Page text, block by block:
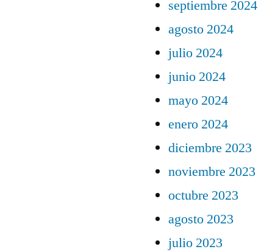
septiembre 2024
agosto 2024
julio 2024
junio 2024
mayo 2024
enero 2024
diciembre 2023
noviembre 2023
octubre 2023
agosto 2023
julio 2023